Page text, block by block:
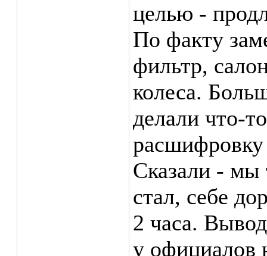
целью -
По факту
фильтр,
колеса.
делали что-
Сказали - мы
стал, себе
2 часа.
у официалов